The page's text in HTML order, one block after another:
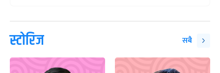
स्टोरिज सबै